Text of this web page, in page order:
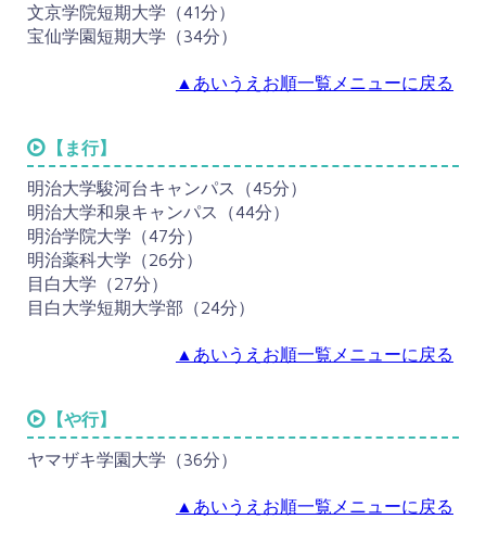
文京学院短期大学（41分）
宝仙学園短期大学（34分）
▲あいうえお順一覧メニューに戻る
【ま行】
明治大学駿河台キャンパス（45分）
明治大学和泉キャンパス（44分）
明治学院大学（47分）
明治薬科大学（26分）
目白大学（27分）
目白大学短期大学部（24分）
▲あいうえお順一覧メニューに戻る
【や行】
ヤマザキ学園大学（36分）
▲あいうえお順一覧メニューに戻る